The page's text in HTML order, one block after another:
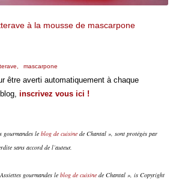
à la mousse de mascarpone
mascarpone
être averti automatiquement à chaque
inscrivez vous ici !
gourmandes le blog de cuisinede Chantal », sont protégés par
sans accord de l’auteur.
gourmandes le blog de cuisinede Chantal », is Copyright